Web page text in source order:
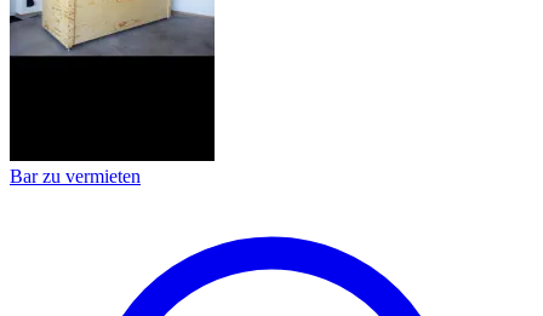
Bar zu vermieten